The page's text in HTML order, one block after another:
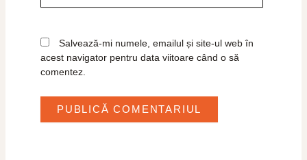
Salvează-mi numele, emailul și site-ul web în
acest navigator pentru data viitoare când o să
comentez.